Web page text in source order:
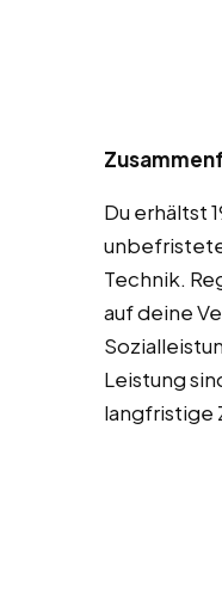
Du erhältst
Technik.
auf deine
Leistung
langfristige